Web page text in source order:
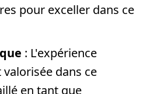
pour exceller dans ce
: L'expérience
dans ce
en tant que